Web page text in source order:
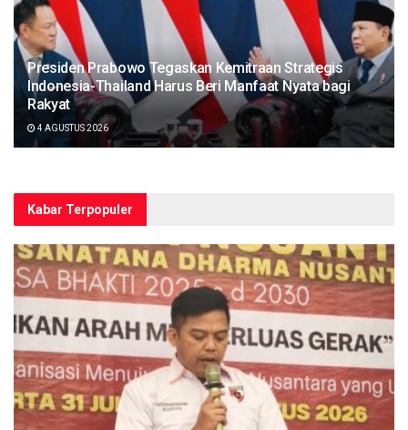
Presiden Prabowo Tegaskan Kemitraan Strategis
Indonesia-Thailand Harus Beri Manfaat Nyata bagi
Rakyat
4 AGUSTUS 2026
Kabar Terpopuler